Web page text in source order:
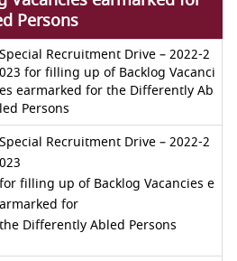
Persons
Special Recruitment Drive – 2022-2
023 for filling up of Backlog Vacanci
es earmarked for the Differently Ab
led Persons
Special Recruitment Drive – 2022-2
023
for filling up of Backlog Vacancies e
armarked for
the Differently Abled Persons